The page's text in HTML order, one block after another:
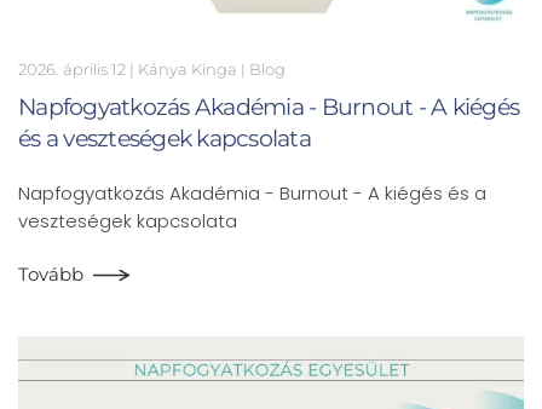
2026. április 12 | Kánya Kinga | Blog
Napfogyatkozás Akadémia - Burnout - A kiégés
és a veszteségek kapcsolata
Napfogyatkozás Akadémia - Burnout - A kiégés és a
veszteségek kapcsolata
Tovább